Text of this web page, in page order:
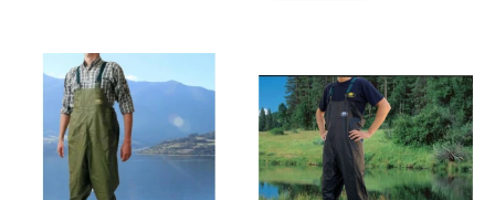
prodotto
ha
più
varianti.
prodotto
ha
più
varianti.
Le
opzioni